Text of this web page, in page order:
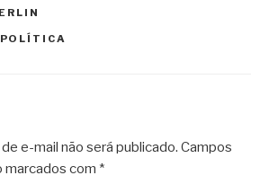
POLÍTICA
e-mail não será publicado. Campos
com *